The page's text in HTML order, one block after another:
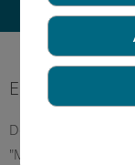
Erbium YAG
Der Erbium-YAG-
"MikroSkalpell" und